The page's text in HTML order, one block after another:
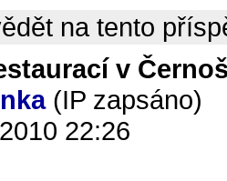
na tento
v
(IP zapsáno)
22:26